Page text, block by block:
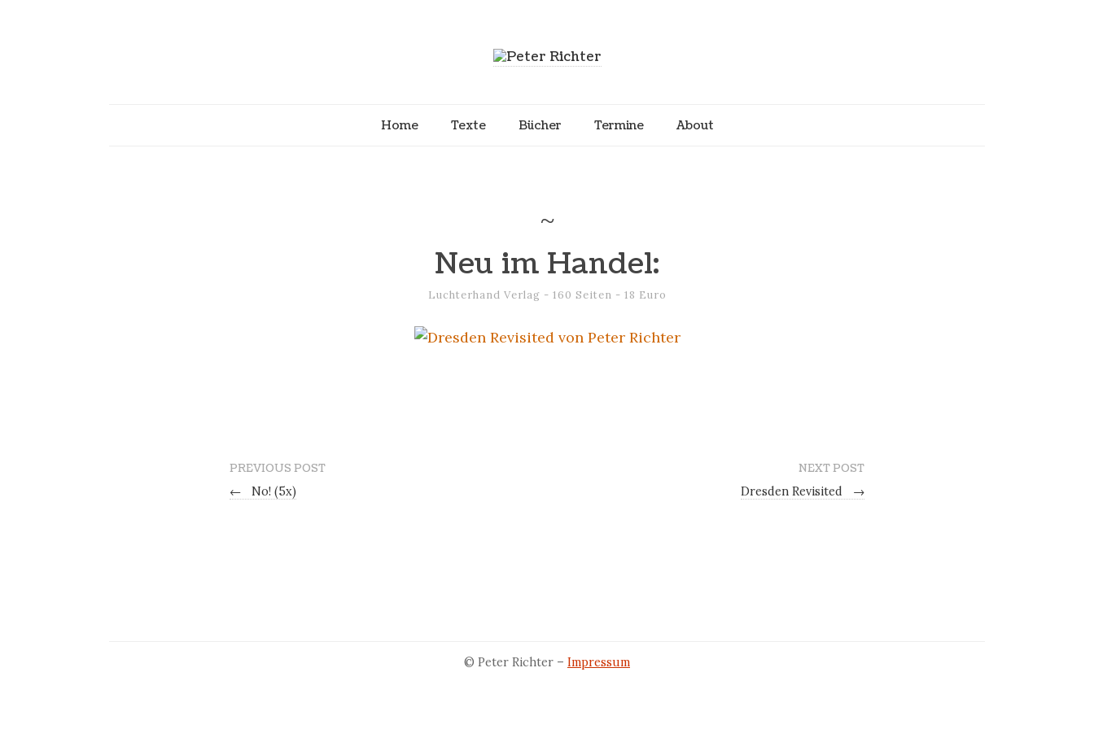
Home Texte Bücher Termine About
Neu im Handel:
Luchterhand Verlag - 160 Seiten - 18 Euro
PREVIOUS POST
←
No! (5x)
NEXT POST
Dresden Revisited
→
© Peter Richter – Impressum